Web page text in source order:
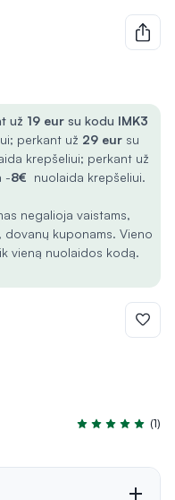
Įvertinimas 5.0
(1)
už 19 eur su kodu IMK3
perkant už 29 eur su
krepšeliui; perkant už
-8€ nuolaida krepšeliui.
negalioja vaistams,
dovanų kuponams. Vieno
vieną nuolaidos kodą.